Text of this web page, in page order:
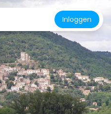
Inloggen